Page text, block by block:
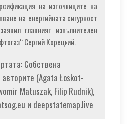
на източниците на
на енергийната сигурност
главният изпълнителен
Сергий Корецкий.
Собствена
(Agata Łoskot-
Matuszak, Filip Rudnik),
и deepstatemap.live